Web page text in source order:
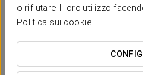
o rifiutare il loro utilizzo
Politica sui cookie
La nostra Spa